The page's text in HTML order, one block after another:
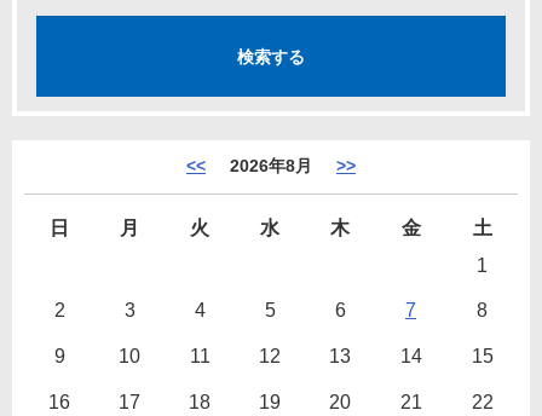
<< 2026年8月 >>
日 月 火 水 木 金
土
1
2 3 4 5 6 7 8
9 10 11 12 13 14 15
16 17 18 19 20 21 22